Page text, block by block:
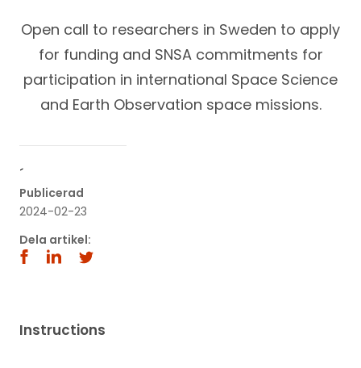
Open call to researchers in Sweden to apply
for funding and SNSA commitments for
participation in international Space Science
and Earth Observation space missions.
´
Publicerad
2024-02-23
Dela artikel:
Instructions